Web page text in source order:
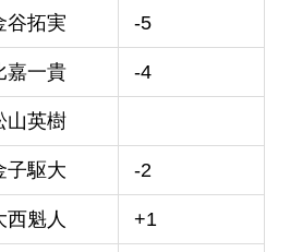
谷拓実 -5
嘉一貴 -4
山英樹
子駆大 -2
西魁人 +1